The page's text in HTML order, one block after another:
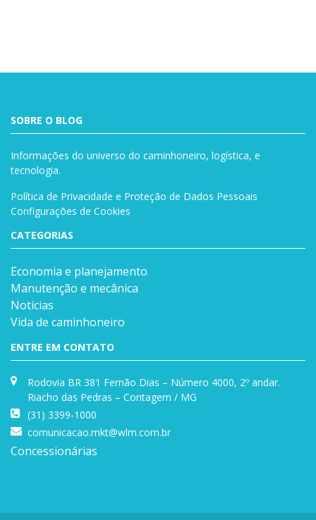
SOBRE O BLOG
Informações do universo do caminhoneiro, logística, e
tecnologia.
Política de Privacidade e Proteção de Dados Pessoais
Configurações de Cookies
CATEGORIAS
Economia e planejamento
Manutenção e mecânica
Notícias
Vida de caminhoneiro
ENTRE EM CONTATO
Rodovia BR 381 Fernão Dias – Número 4000, 2º andar.
Riacho das Pedras – Contagem / MG
(31) 3399-1000
comunicacao.mkt@wlm.com.br
Concessionárias